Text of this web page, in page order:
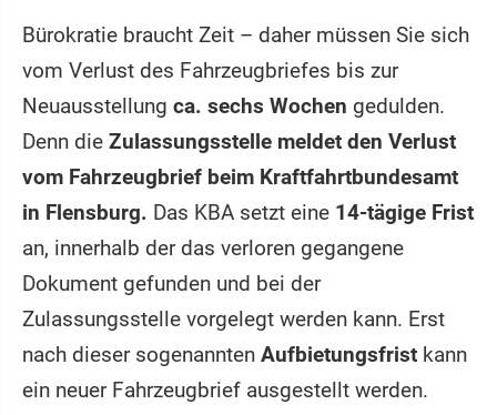
Bürokratie braucht Zeit – daher müssen Sie sich
vom Verlust des Fahrzeugbriefes bis zur
Neuausstellung ca. sechs Wochen gedulden.
Denn die Zulassungsstelle meldet den Verlust
vom Fahrzeugbrief beim Kraftfahrtbundesamt
in Flensburg. Das KBA setzt eine 14-tägige Frist
an, innerhalb der das verloren gegangene
Dokument gefunden und bei der
Zulassungsstelle vorgelegt werden kann. Erst
nach dieser sogenannten Aufbietungsfrist kann
ein neuer Fahrzeugbrief ausgestellt werden.